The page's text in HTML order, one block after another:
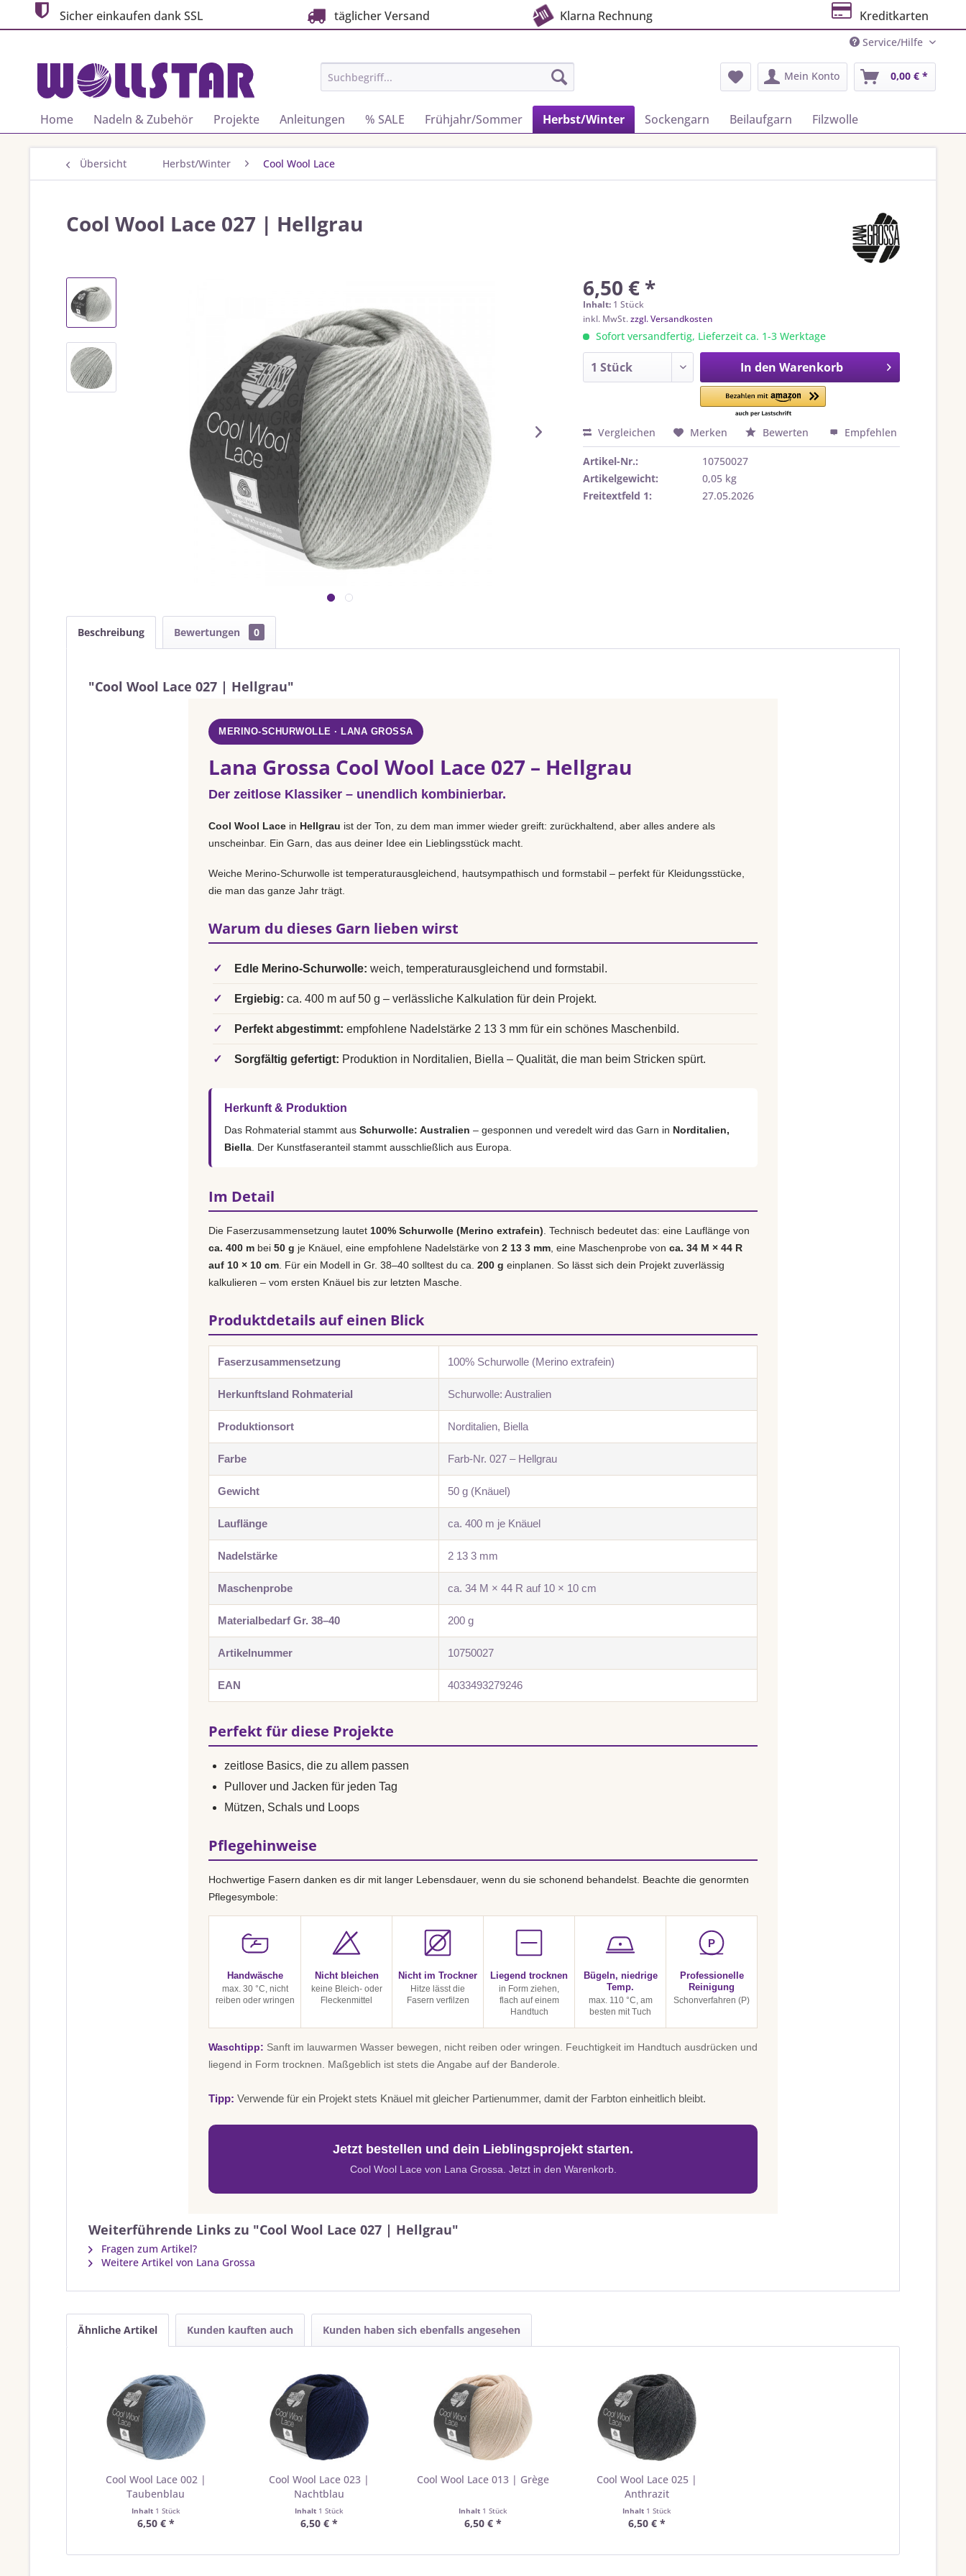
Sicher einkaufen dank SSL täglicher Versand Klarna Rechnung Kreditkarten
Service/Hilfe
Mein Konto 0,00 € *
Home Nadeln & Zubehör Projekte Anleitungen % SALE Frühjahr/Sommer Herbst/Winter Sockengarn Beilaufgarn Filzwolle
Übersicht Herbst/Winter Cool Wool Lace
Cool Wool Lace 027 | Hellgrau
6,50 € *
Inhalt: 1 Stück
inkl. MwSt.zzgl. Versandkosten
Sofort versandfertig, Lieferzeit ca. 1-3 Werktage
In den Warenkorb
Vergleichen Merken Bewerten Empfehlen
Artikel-Nr.:
10750027
Artikelgewicht:
0,05 kg
Freitextfeld 1:
27.05.2026
Beschreibung Bewertungen 0
"Cool Wool Lace 027 | Hellgrau"
MERINO-SCHURWOLLE · LANA GROSSA
Lana Grossa Cool Wool Lace 027 – Hellgrau
Der zeitlose Klassiker – unendlich kombinierbar.
Cool Wool Lace in Hellgrau ist der Ton, zu dem man immer wieder greift: zurückhaltend, aber alles andere als
unscheinbar. Ein Garn, das aus deiner Idee ein Lieblingsstück macht.
Weiche Merino-Schurwolle ist temperaturausgleichend, hautsympathisch und formstabil – perfekt für Kleidungsstücke,
die man das ganze Jahr trägt.
Warum du dieses Garn lieben wirst
✓ Edle Merino-Schurwolle: weich, temperaturausgleichend und formstabil.
✓ Ergiebig: ca. 400 m auf 50 g – verlässliche Kalkulation für dein Projekt.
✓ Perfekt abgestimmt: empfohlene Nadelstärke 2 13 3 mm für ein schönes Maschenbild.
✓ Sorgfältig gefertigt: Produktion in Norditalien, Biella – Qualität, die man beim Stricken spürt.
Herkunft & Produktion
Das Rohmaterial stammt aus Schurwolle: Australien – gesponnen und veredelt wird das Garn in Norditalien,
Biella . Der Kunstfaseranteil stammt ausschließlich aus Europa.
Im Detail
Die Faserzusammensetzung lautet 100% Schurwolle (Merino extrafein) . Technisch bedeutet das: eine Lauflänge von
ca. 400 m bei 50 g je Knäuel, eine empfohlene Nadelstärke von 2 13 3 mm , eine Maschenprobe von ca. 34 M × 44 R
auf 10 × 10 cm . Für ein Modell in Gr. 38–40 solltest du ca. 200 g einplanen. So lässt sich dein Projekt zuverlässig
kalkulieren – vom ersten Knäuel bis zur letzten Masche.
Produktdetails auf einen Blick
Faserzusammensetzung 100% Schurwolle (Merino extrafein)
Herkunftsland Rohmaterial Schurwolle: Australien
Produktionsort Norditalien, Biella
Farbe Farb-Nr. 027 – Hellgrau
Gewicht 50 g (Knäuel)
Lauflänge ca. 400 m je Knäuel
Nadelstärke 2 13 3 mm
Maschenprobe ca. 34 M × 44 R auf 10 × 10 cm
Materialbedarf Gr. 38–40 200 g
Artikelnummer 10750027
EAN 4033493279246
Perfekt für diese Projekte
zeitlose Basics, die zu allem passen
Pullover und Jacken für jeden Tag
Mützen, Schals und Loops
Pflegehinweise
Hochwertige Fasern danken es dir mit langer Lebensdauer, wenn du sie schonend behandelst. Beachte die genormten
Pflegesymbole:
Handwäsche
max. 30 °C, nicht
reiben oder wringen
Nicht bleichen
keine Bleich- oder
Fleckenmittel
Nicht im Trockner
Hitze lässt die
Fasern verfilzen
Liegend trocknen
in Form ziehen,
flach auf einem
Handtuch
Bügeln, niedrige
Temp.
max. 110 °C, am
besten mit Tuch
P
Professionelle
Reinigung
Schonverfahren (P)
Waschtipp: Sanft im lauwarmen Wasser bewegen, nicht reiben oder wringen. Feuchtigkeit im Handtuch ausdrücken und
liegend in Form trocknen. Maßgeblich ist stets die Angabe auf der Banderole.
Tipp: Verwende für ein Projekt stets Knäuel mit gleicher Partienummer, damit der Farbton einheitlich bleibt.
Jetzt bestellen und dein Lieblingsprojekt starten.
Cool Wool Lace von Lana Grossa. Jetzt in den Warenkorb.
Weiterführende Links zu "Cool Wool Lace 027 | Hellgrau"
Fragen zum Artikel?
Weitere Artikel von Lana Grossa
Ähnliche Artikel Kunden kauften auch Kunden haben sich ebenfalls angesehen
Cool Wool Lace 002 |
Taubenblau
Inhalt 1 Stück
6,50 € *
Cool Wool Lace 023 |
Nachtblau
Inhalt 1 Stück
6,50 € *
Cool Wool Lace 013 | Grège
Inhalt 1 Stück
6,50 € *
Cool Wool Lace 025 |
Anthrazit
Inhalt 1 Stück
6,50 € *